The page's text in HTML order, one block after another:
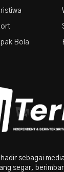
Bola
sebagai
segar,